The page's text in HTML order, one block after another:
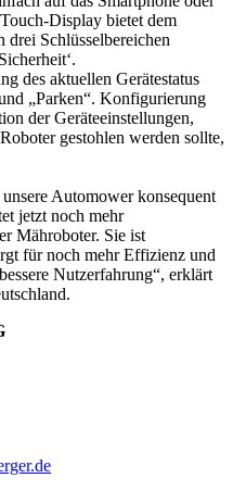
Display bietet dem
Schlüsselbereichen
des aktuellen Gerätestatus
„Parken“. Konfigurierung
der Geräteeinstellungen,
gestohlen werden sollte,
Automower konsequent
jetzt noch mehr
Mähroboter. Sie ist
für noch mehr Effizienz und
Nutzerfahrung“, erklärt